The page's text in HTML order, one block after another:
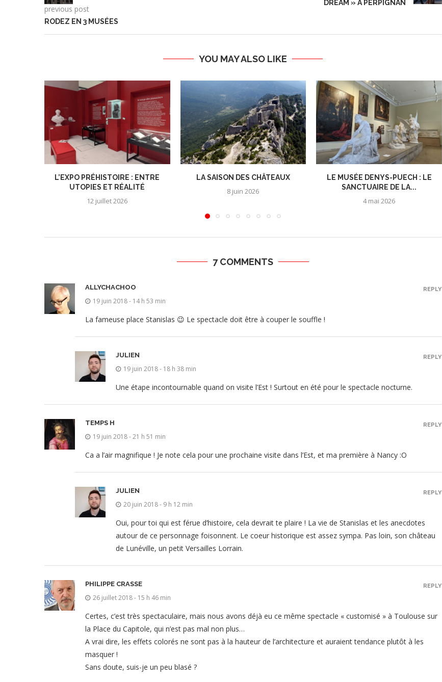
previous post
RODEZ EN 3 MUSÉES
DREAM » À PERPIGNAN
YOU MAY ALSO LIKE
L’EXPO PRÉHISTOIRE : ENTRE
UTOPIES ET RÉALITÉ
12 juillet 2026
LA SAISON DES CHÂTEAUX
8 juin 2026
LE MUSÉE DENYS-PUECH : LE
SANCTUAIRE DE LA...
4 mai 2026
7 COMMENTS
ALLYCHACHOO
19 juin 2018 - 14 h 53 min
La fameuse place Stanislas 😉 Le spectacle doit être à couper le souffle !
REPLY
JULIEN
19 juin 2018 - 18 h 38 min
Une étape incontournable quand on visite l’Est ! Surtout en été pour le spectacle nocturne.
REPLY
TEMPS H
19 juin 2018 - 21 h 51 min
Ca a l’air magnifique ! Je note cela pour une prochaine visite dans l’Est, et ma première à Nancy :O
REPLY
JULIEN
20 juin 2018 - 9 h 12 min
Oui, pour toi qui est férue d’histoire, cela devrait te plaire ! La vie de Stanislas et les anecdotes
autour de ce personnage foisonnent. Le coeur historique est assez sympa. Pas loin, son château
de Lunéville, un petit Versailles Lorrain.
REPLY
PHILIPPE CRASSE
26 juillet 2018 - 15 h 46 min
Certes, c’est très spectaculaire, mais nous avons déjà eu ce même spectacle « customisé » à Toulouse sur
la Place du Capitole, qui n’est pas mal non plus…
A vrai dire, les effets colorés ne sont pas à la hauteur de l’architecture et auraient tendance plutôt à les
masquer !
Sans doute, suis-je un peu blasé ?
REPLY